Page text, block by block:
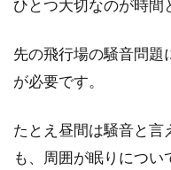
ひとつ大切なのが時間
先の飛行場の騒音問
が必要です。
たとえ昼間は騒音と
も、周囲が眠りにつ